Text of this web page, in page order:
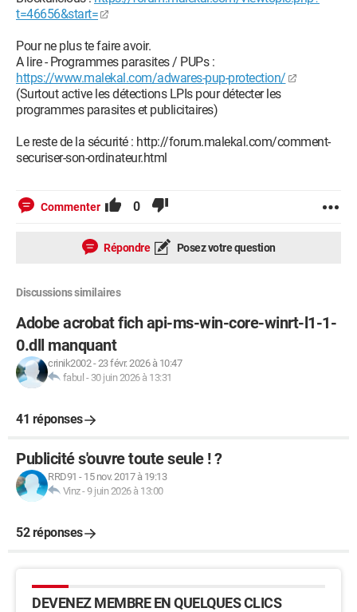
t=46656&start=
Pour ne plus te faire avoir.
A lire - Programmes parasites / PUPs :
https://www.malekal.com/adwares-pup-protection/
(Surtout active les détections LPIs pour détecter les
programmes parasites et publicitaires)
Le reste de la sécurité : http://forum.malekal.com/comment-
securiser-son-ordinateur.html
Commenter 0
Répondre Posez votre question
Discussions similaires
Adobe acrobat fich api-ms-win-core-winrt-l1-1-
0.dll manquant
crinik2002-23 févr. 2026 à 10:47
fabul - 30 juin 2026 à 13:31
41 réponses
Publicité s'ouvre toute seule ! ?
RRD91 - 15 nov. 2017 à 19:13
Vinz-9 juin 2026 à 13:00
52 réponses
DEVENEZ MEMBRE EN QUELQUES CLICS